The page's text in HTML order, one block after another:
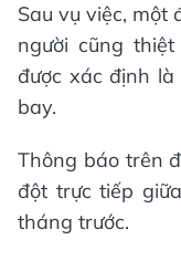
Sau vụ việc, một
người cũng
được xác định
bay.
Thông báo trên
đột trực tiếp
tháng trước.